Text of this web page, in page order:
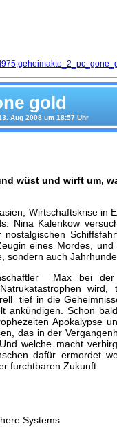
gold
Aug 2008 um 18:57 Uhr
wüst und wirft um,
Wirtschaftskrise in
Nina Kalenkow
eines Mordes,
sondern auch
Max bei der
tief in die
ankündigen. Schon
Apokalypse
das in der
welche macht
dafür ermordet
furchtbaren Zukunft.
Systems